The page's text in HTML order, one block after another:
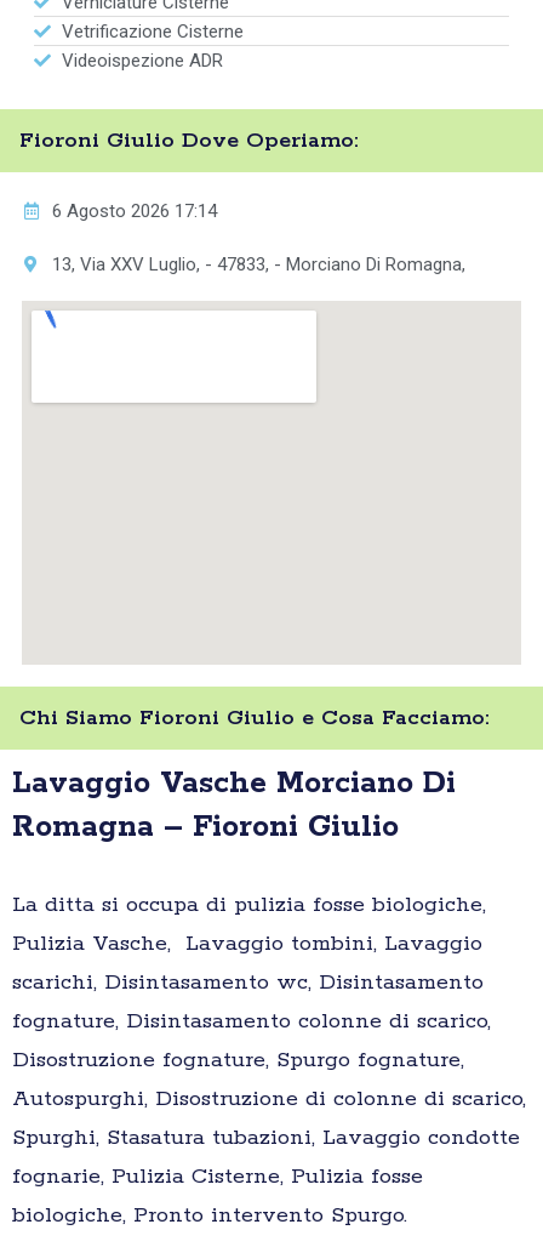
Vetrificazione Cisterne
Videoispezione ADR
Fioroni Giulio Dove Operiamo:
6 Agosto 2026 17:14
13, Via XXV Luglio, - 47833, - Morciano Di Romagna,
Chi Siamo Fioroni Giulio e Cosa Facciamo:
Lavaggio Vasche Morciano Di
Romagna – Fioroni Giulio
La ditta si occupa di pulizia fosse biologiche,
Pulizia Vasche, Lavaggio tombini, Lavaggio
scarichi, Disintasamento wc, Disintasamento
fognature, Disintasamento colonne di scarico,
Disostruzione fognature, Spurgo fognature,
Autospurghi, Disostruzione di colonne di scarico,
Spurghi, Stasatura tubazioni, Lavaggio condotte
fognarie, Pulizia Cisterne, Pulizia fosse
biologiche, Pronto intervento Spurgo.